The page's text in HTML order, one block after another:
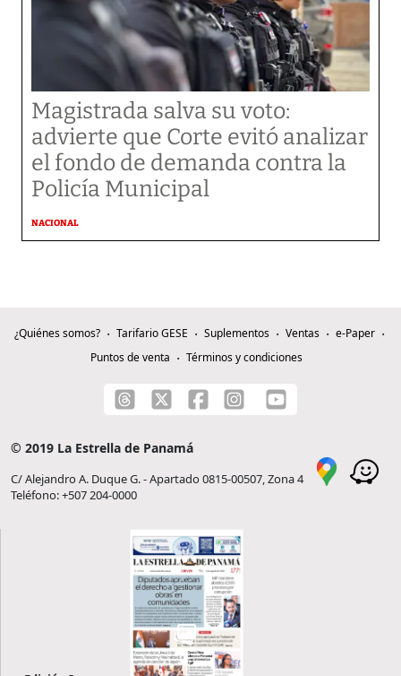
Magistrada salva su voto:
advierte que Corte evitó analizar
el fondo de demanda contra la
Policía Municipal
NACIONAL
¿Quiénes somos? Tarifario GESE Suplementos Ventas
e-Paper
Puntos de venta
Términos y condiciones
© 2019 La Estrella de Panamá
C/ Alejandro A. Duque G. - Apartado 0815-00507, Zona 4
Teléfono: +507 204-0000